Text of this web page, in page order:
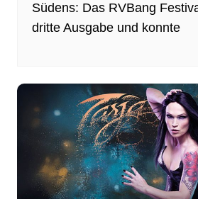
Südens: Das RVBang
dritte Ausgabe und konnte